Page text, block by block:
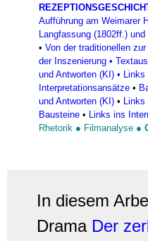
Aufführung am Weimarer
Langfassung (1802ff.)
• Von der traditionellen
der Inszenierung •
und Antworten (KI) •
Interpretationsansätze •
und Antworten (KI) •
Bausteine • Links ins
Rhetorik ● Filmanalyse ●
In diesem
Drama Der